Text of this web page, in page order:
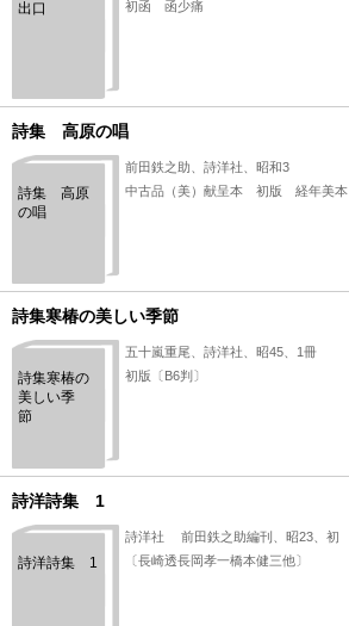
出口 初函 函少痛
詩集 高原の唱
詩集 高原
の唱
前田鉄之助、詩洋社、昭和3
中古品（美）献呈本 初版 経年美本
詩集寒椿の美しい季節
詩集寒椿の
美しい季
節
五十嵐重尾、詩洋社、昭45、1冊
初版〔B6判〕
詩洋詩集 1
詩洋詩集 1
詩洋社 前田鉄之助編刊、昭23、初
〔長崎透長岡孝一橋本健三他〕